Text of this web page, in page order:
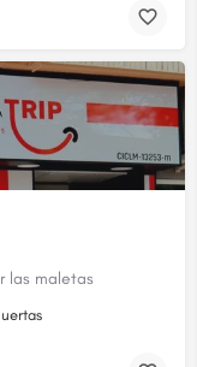
las maletas